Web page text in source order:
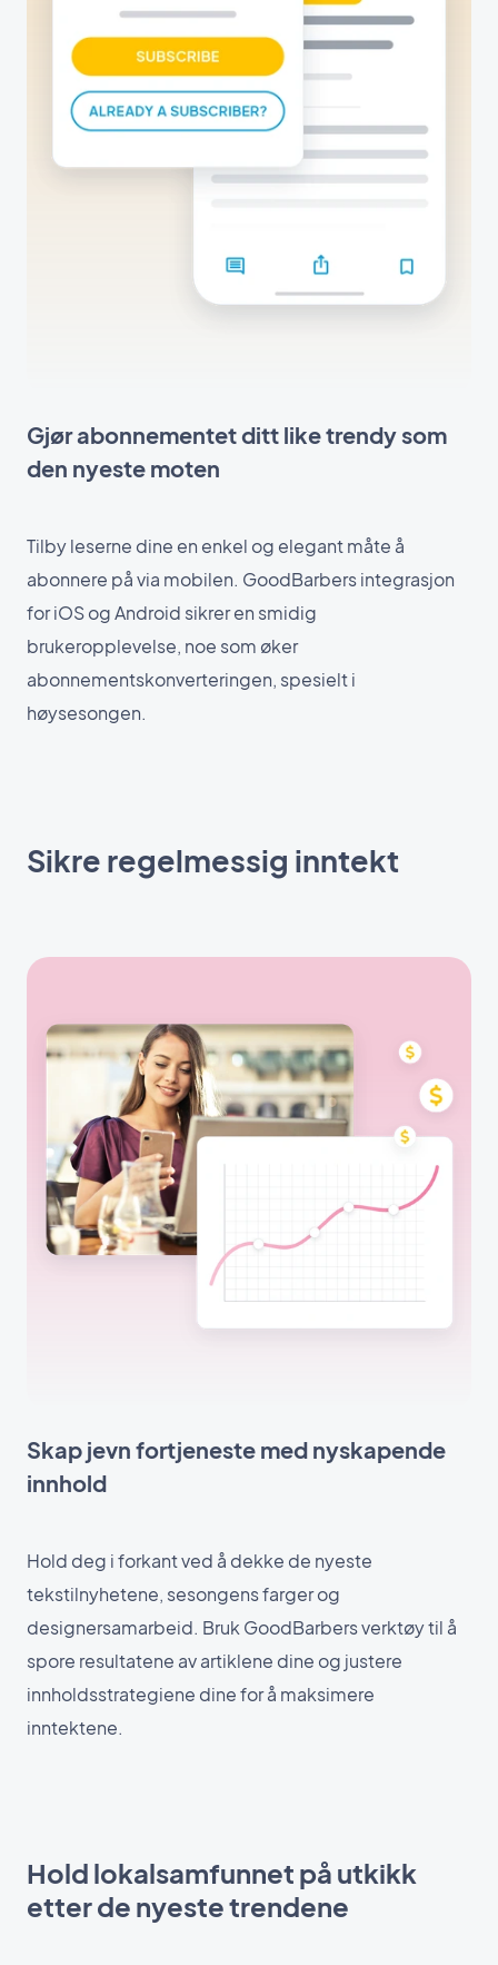
Gjør abonnementet ditt like trendy som
den nyeste moten
Tilby leserne dine en enkel og elegant måte å
abonnere på via mobilen. GoodBarbers integrasjon
for iOS og Android sikrer en smidig
brukeropplevelse, noe som øker
abonnementskonverteringen, spesielt i
høysesongen.
Sikre regelmessig inntekt
Skap jevn fortjeneste med nyskapende
innhold
Hold deg i forkant ved å dekke de nyeste
tekstilnyhetene, sesongens farger og
designersamarbeid. Bruk GoodBarbers verktøy til å
spore resultatene av artiklene dine og justere
innholdsstrategiene dine for å maksimere
inntektene.
Hold lokalsamfunnet på utkikk
etter de nyeste trendene